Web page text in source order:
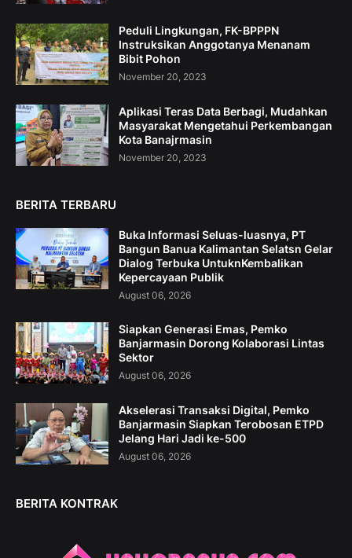
Peduli Lingkungan, FK-BPPPN
Instruksikan Anggotanya Menanam
Bibit Pohon
November 20, 2023
Aplikasi Teras Data Berbagi, Mudahkan
Masyarakat Mengetahui Perkembangan
Kota Banajrmasin
November 20, 2023
BERITA TERBARU
Buka Informasi Seluas-luasnya, PT
Bangun Banua Kalimantan Selatsn Gelar
Dialog Terbuka UntuknKembalikan
Kepercayaan Publik
August 06, 2026
Siapkan Generasi Emas, Pemko
Banjarmasin Dorong Kolaborasi Lintas
Sektor
August 06, 2026
Akselerasi Transaksi Digital, Pemko
Banjarmasin Siapkan Terobosan ETPD
Jelang Hari Jadi ke-500
August 06, 2026
BERITA KONTRAK